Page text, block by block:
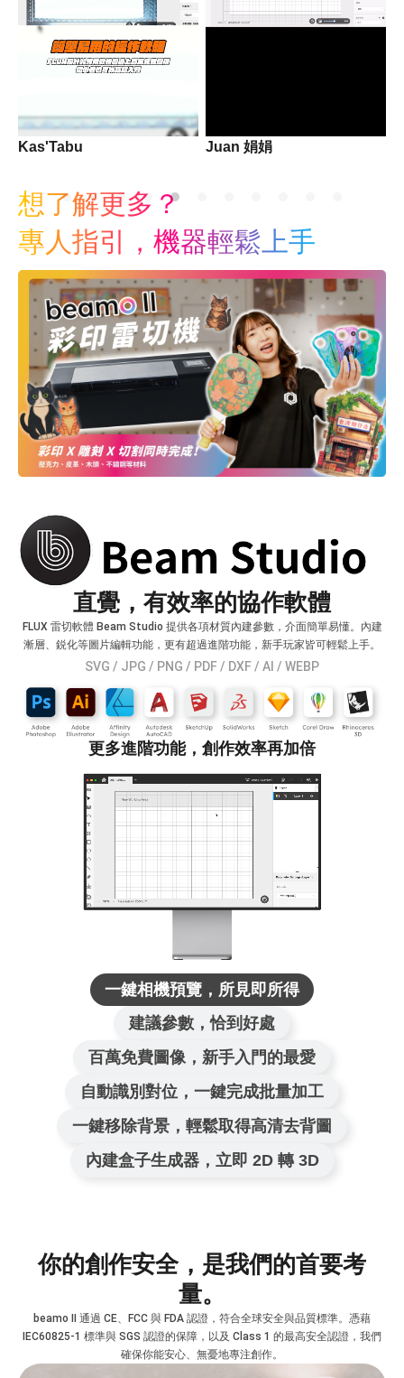
Juan 娟娟 阿雜
想了解更多？
專人指引，機器輕鬆上手
直覺，有效率的協作軟體
FLUX 雷切軟體 Beam Studio 提供各項材質內建參數，介面簡單易懂。內建
漸層、鋭化等圖片編輯功能，更有超過進階功能，新手玩家皆可輕鬆上手。
SVG / JPG / PNG / PDF / DXF / AI / WEBP
更多進階功能，創作效率再加倍
一鍵相機預覽，所見即所得
建議參數，恰到好處
百萬免費圖像，新手入門的最愛
自動識別對位，一鍵完成批量加工
一鍵移除背景，輕鬆取得高清去背圖
內建盒子生成器，立即 2D 轉 3D
你的創作安全，是我們的首要考
量。
beamo II 通過 CE、FCC 與 FDA 認證，符合全球安全與品質標準。憑藉
IEC60825-1 標準與 SGS 認證的保障，以及 Class 1 的最高安全認證，我們
確保你能安心、無憂地專注創作。